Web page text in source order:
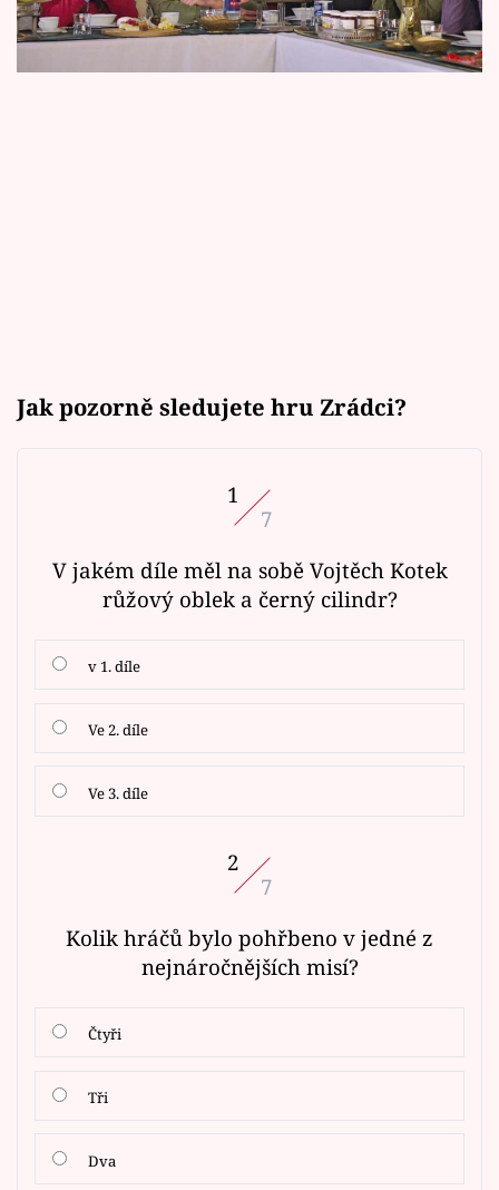
Jak pozorně sledujete hru Zrádci?
1
7
V jakém díle měl na sobě Vojtěch Kotek
růžový oblek a černý cilindr?
v 1. díle
Ve 2. díle
Ve 3. díle
2
7
Kolik hráčů bylo pohřbeno v jedné z
nejnáročnějších misí?
Čtyři
Tři
Dva